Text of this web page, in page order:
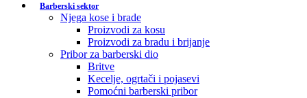
Barberski sektor
Njega kose i brade
Proizvodi za kosu
Proizvodi za bradu i brijanje
Pribor za barberski dio
Britve
Kecelje, ogrtači i pojasevi
Pomoćni barberski pribor